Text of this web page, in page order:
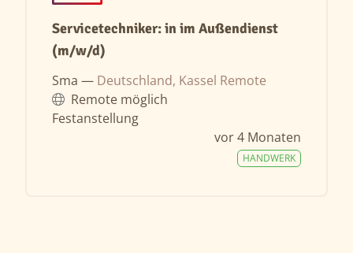
Servicetechniker: in im Außendienst
(m/w/d)
Sma — Deutschland, Kassel Remote
Remote möglich
Festanstellung
vor 4 Monaten
HANDWERK